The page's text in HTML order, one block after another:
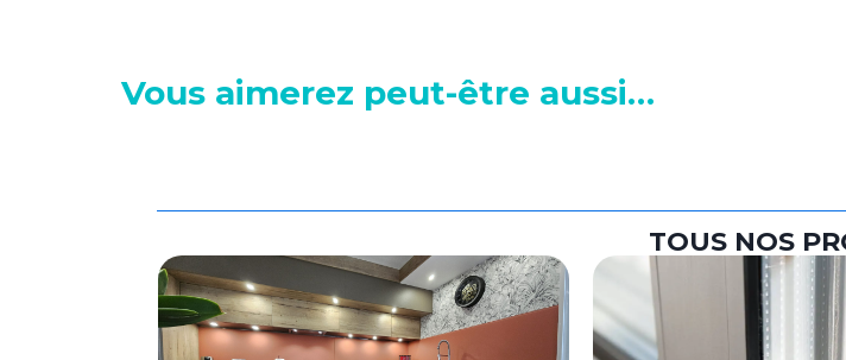
Vous aimerez peut-être aussi…
TOUS NOS